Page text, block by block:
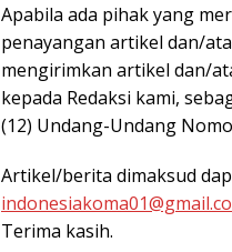
Apabila ada pihak yang
penayangan artikel dan/
mengirimkan artikel dan/
kepada Redaksi kami,
(12) Undang-Undang
Artikel/berita dimaksud
Terima kasih.